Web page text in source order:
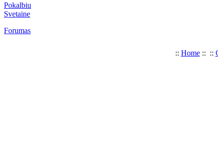
Pokalbiu
Svetaine
Forumas
:: Home:: ::